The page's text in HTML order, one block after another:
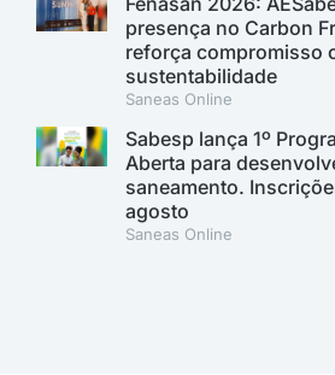
presença no Carbon
reforça compromisso
sustentabilidade
Saneas Online
Sabesp lança 1º
Aberta para
saneamento.
agosto
Saneas Online